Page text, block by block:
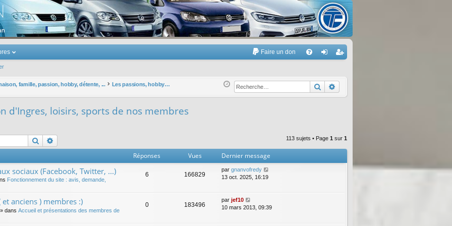
Touran
Faire un don
Q ne
xi
nr
eg
r
famille, passion, hobby, détente, ... Les passions, hobbys, violon d'Ingres, loisirs, sports de nos membres Rechercher
d'Ingres, loisirs, sports de nos membres
Rechercher 113 sujets • Page 1 sur 1
Réponses Vues Dernier message
sociaux (Facebook, Twitter, ...)
Fonctionnement du site : avis, demande,
6 166829
par gnanvofredy
13 oct. 2025, 16:19
anciens ) membres :)
» dans Accueil et présentations des membres de
0 183496
par jef10
10 mars 2013, 09:39